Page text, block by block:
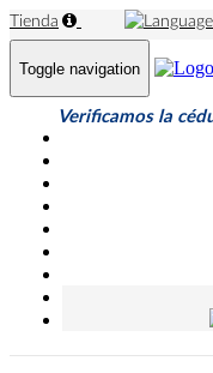
Tienda
Toggle navigation
Verificamos la